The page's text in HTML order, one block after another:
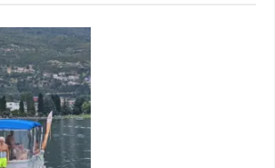
ИСТОРИЈАТ НА ЦКРМ
НА ДВИЖЕЊЕТО